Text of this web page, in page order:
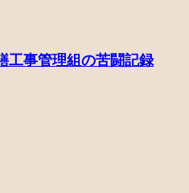
工事管理組の苦闘記録